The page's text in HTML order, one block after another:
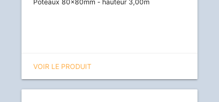
Poteaux 80x80mm - hauteur 3,00m
VOIR LE PRODUIT